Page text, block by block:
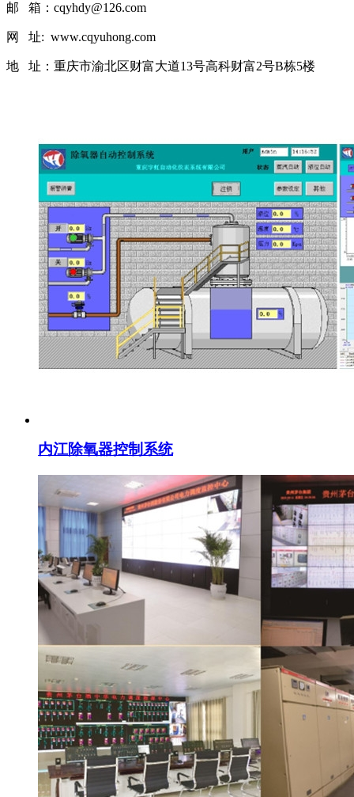
邮 箱：cqyhdy@126.com
网 址: www.cqyuhong.com
地 址：重庆市渝北区财富大道13号高科财富2号B栋5楼
内江除氧器控制系统